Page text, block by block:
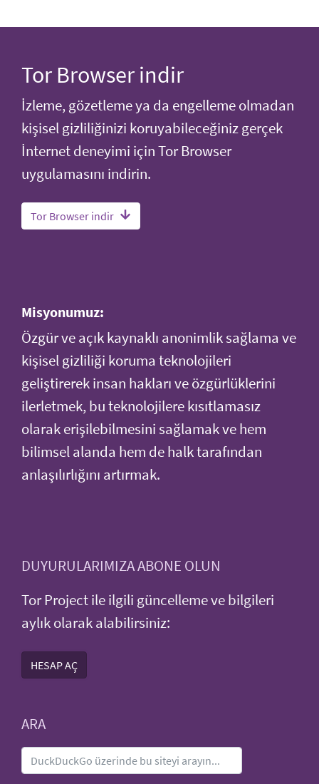
Tor Browser indir
İzleme, gözetleme ya da engelleme olmadan
kişisel gizliliğinizi koruyabileceğiniz gerçek
İnternet deneyimi için Tor Browser
uygulamasını indirin.
Tor Browser indir
Misyonumuz:
Özgür ve açık kaynaklı anonimlik sağlama ve
kişisel gizliliği koruma teknolojileri
geliştirerek insan hakları ve özgürlüklerini
ilerletmek, bu teknolojilere kısıtlamasız
olarak erişilebilmesini sağlamak ve hem
bilimsel alanda hem de halk tarafından
anlaşılırlığını artırmak.
DUYURULARIMIZA ABONE OLUN
Tor Project ile ilgili güncelleme ve bilgileri
aylık olarak alabilirsiniz:
HESAP AÇ
ARA